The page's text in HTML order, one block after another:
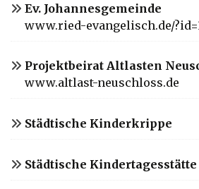
Ev. Johannesgemeinde
www.ried-evangelisch.de/
Projektbeirat Altlasten
www.altlast-neuschloss.de
Städtische Kinderkrippe
Städtische Kindertagesstätte